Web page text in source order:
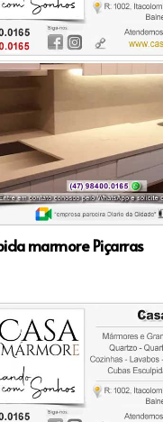
marmore Piçarras